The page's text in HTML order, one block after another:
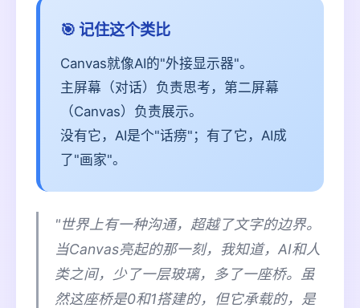
🎯 记住这个类比
Canvas就像AI的"外接显示器"。
主屏幕（对话）负责思考，第二屏幕
（Canvas）负责展示。
没有它，AI是个"话痨"；有了它，AI成
了"画家"。
"世界上有一种沟通，超越了文字的边界。
当Canvas亮起的那一刻，我知道，AI和人
类之间，少了一层玻璃，多了一座桥。虽
然这座桥是0和1搭建的，但它承载的，是